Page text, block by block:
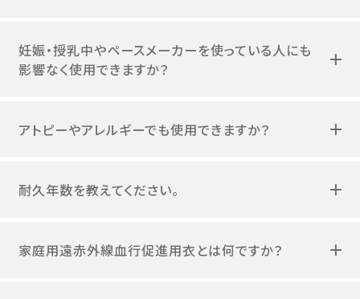
妊娠・授乳中やペースメーカーを使っている人にも
影響なく使用できますか？
アトピーやアレルギーでも使用できますか？
耐久年数を教えてください。
家庭用遠赤外線血行促進用衣とは何ですか？